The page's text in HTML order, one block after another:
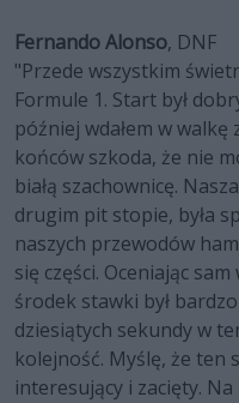
Fernando Alonso, DNF
"Przede wszystkim
Formule 1. Start był
później wdałem w
końców szkoda, że nie
białą szachownicę.
drugim pit stopie, była
naszych przewodów
się części. Oceniając
środek stawki był
dziesiątych sekundy w
kolejność. Myślę, że ten
interesujący i zacięty.